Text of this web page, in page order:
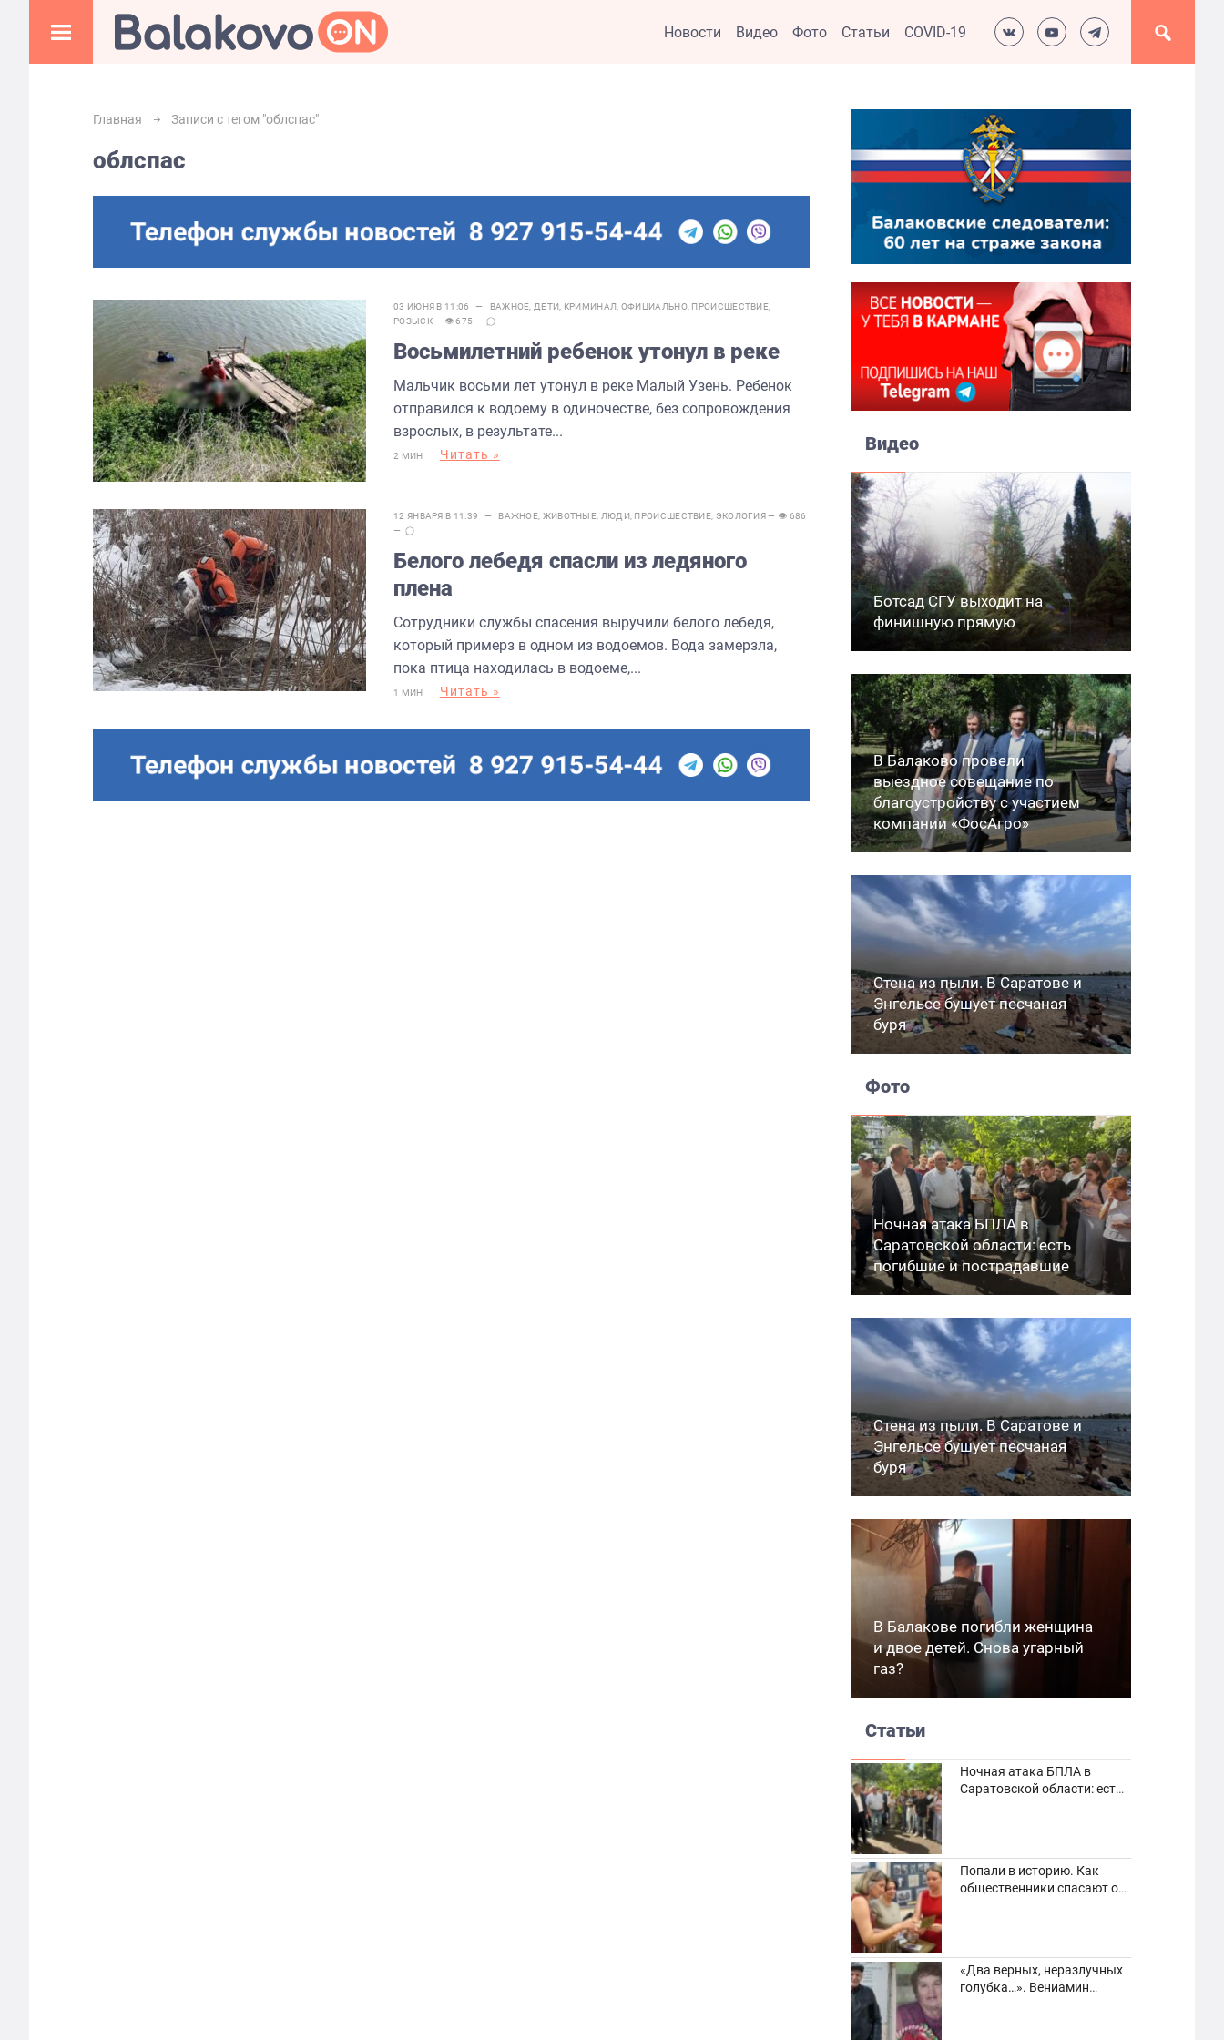
Новости Видео Фото Статьи COVID-19
Главная Записи с тегом "облспас"
облспас
03 ИЮНЯ В 11:06 — ВАЖНОЕ ДЕТИ КРИМИНАЛ ОФИЦИАЛЬНО, ПРОИСШЕСТВИЕ
РОЗЫСК— 👁 675 —
Восьмилетний ребенок утонул в реке
Мальчик восьми лет утонул в реке Малый Узень. Ребенок
отправился к водоему в одиночестве, без сопровождения
взрослых, в результате...
2 МИН Читать »
12 ЯНВАРЯ В 11:39 — ВАЖНОЕ ЖИВОТНЫЕ ЛЮДИ, ПРОИСШЕСТВИЕ ЭКОЛОГИЯ— 👁 686
—
Белого лебедя спасли из ледяного
плена
Сотрудники службы спасения выручили белого лебедя,
который примерз в одном из водоемов. Вода замерзла,
пока птица находилась в водоеме,...
1 МИН Читать »
Видео
Ботсад СГУ выходит на
финишную прямую
В Балаково провели
выездное совещание по
благоустройству с участием
компании «ФосАгро»
Стена из пыли. В Саратове и
Энгельсе бушует песчаная
буря
Фото
Ночная атака БПЛА в
Саратовской области: есть
погибшие и пострадавшие
Стена из пыли. В Саратове и
Энгельсе бушует песчаная
буря
В Балакове погибли женщина
и двое детей. Снова угарный
газ?
Статьи
Ночная атака БПЛА в
Саратовской области: есть
Попали в историю. Как
общественники спасают от
«Два верных, неразлучных
голубка…». Вениамин